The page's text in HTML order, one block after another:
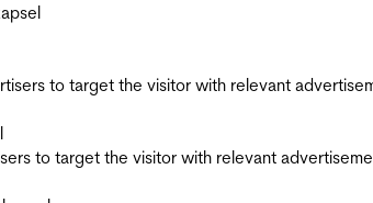
to target the visitor with relevant
to target the visitor with relevant